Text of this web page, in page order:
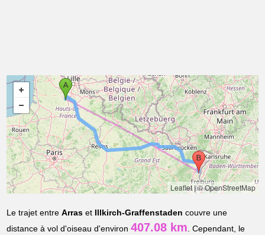
Leaflet|© OpenStreetMap
Le trajet entreArras et Illkirch-Graffenstaden couvre une
distance à vol d'oiseau d'environ407.08 km. Cependant, le